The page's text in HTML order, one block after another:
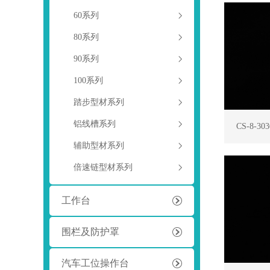
CS-8-
60系列
80系列
90系列
100系列
踏步型材系列
铝线槽系列
辅助型材系列
倍速链型材系列
工作台
围栏及防护罩
汽车工位操作台